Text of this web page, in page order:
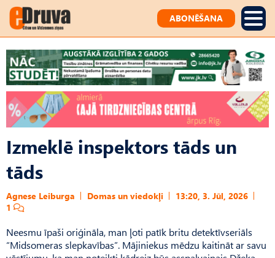
ABONĒŠANA
Izmeklē inspektors tāds un
tāds
Agnese Leiburga Domas un viedokļi
13:20, 3. Jūl, 2026
1
Neesmu īpaši oriģināla, man ļoti patīk britu detektīvseriāls
“Midsomeras slepkavības”. Mājiniekus mēdzu kaitināt ar savu